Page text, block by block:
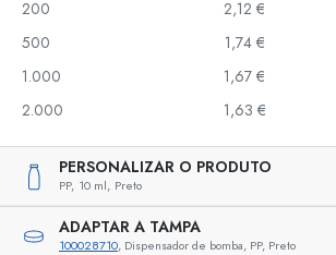
200
2,12 €
500
1,74 €
1.000
1,67 €
2.000
1,63 €
PERSONALIZAR O PRODUTO
PP, 10 ml, Preto
ADAPTAR A TAMPA
100028710, Dispensador de bomba, PP, Preto